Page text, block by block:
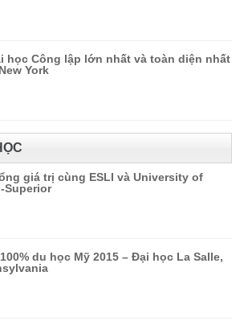
học Công lập lớn nhất và toàn diện nhất
York
giá trị cùng ESLI và University of
Superior
du học Mỹ 2015 – Đại học La Salle,